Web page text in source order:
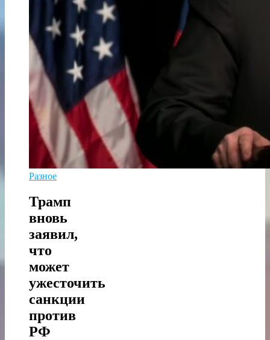
Разное
Трамп
вновь
заявил,
что
может
ужесточить
санкции
против
РФ